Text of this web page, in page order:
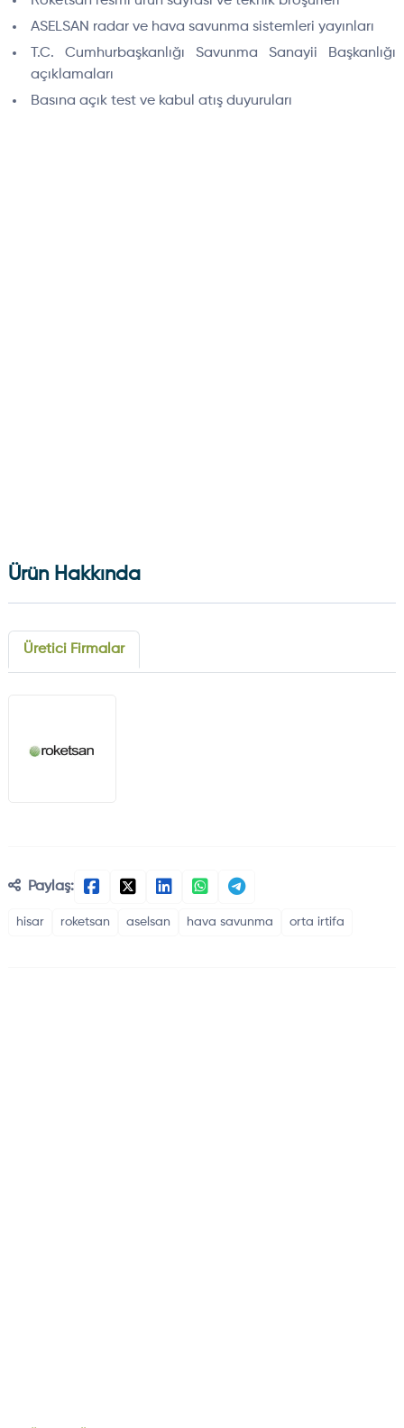
ASELSAN radar ve hava savunma sistemleri yayınları
T.C. Cumhurbaşkanlığı Savunma Sanayii Başkanlığı
açıklamaları
Basına açık test ve kabul atış duyuruları
Ürün Hakkında
Üretici Firmalar
Paylaş:
hisar roketsan aselsan hava savunma orta irtifa